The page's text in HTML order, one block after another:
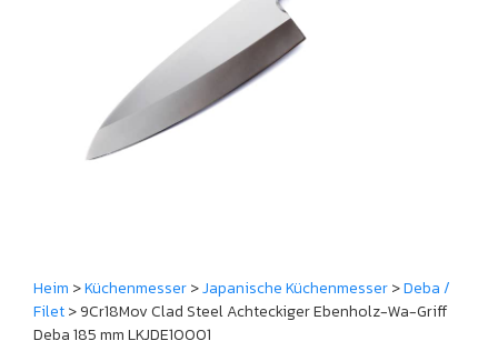
Heim >Küchenmesser>Japanische Küchenmesser>Deba /
Filet> 9Cr18Mov Clad Steel Achteckiger Ebenholz-Wa-Griff
Deba 185 mm LKJDE10001